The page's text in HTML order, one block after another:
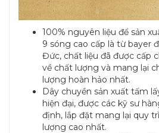
100% nguyên liệu để sản
9 sóng cao cấp là từ bayer
Đức, chất liệu đã được cấp
về chất lượng và mang lại
lượng hoàn hảo nhất.
Dây chuyền sản xuất tấm
hiện đại, được các kỹ sư
định, lắp đặt mang lại quy
lượng cao nhất.